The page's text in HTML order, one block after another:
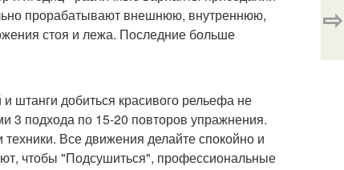
прорабатывают внешнюю, внутреннюю,
стоя и лежа. Последние больше
и штанги добиться красивого рельефа не
3 подхода по 15-20 повторов упражнения.
Все движения делайте спокойно и
чтобы "Подсушиться", профессиональные
⇨